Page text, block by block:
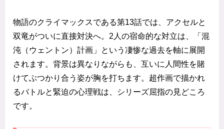
物語のクライマックスである第13話では、アクセルと
双竜がついに直接対決へ。2人の宿命的な対立は、「混
沌（ウェントン）計画」という凄惨な過去を軸に展開
されます。背景は異なりながらも、互いに人間性を賭
けてぶつかり合う姿が胸を打ちます。超作画で描かれ
るバトルと緊迫の心理戦は、シリーズ屈指の見どころ
です。